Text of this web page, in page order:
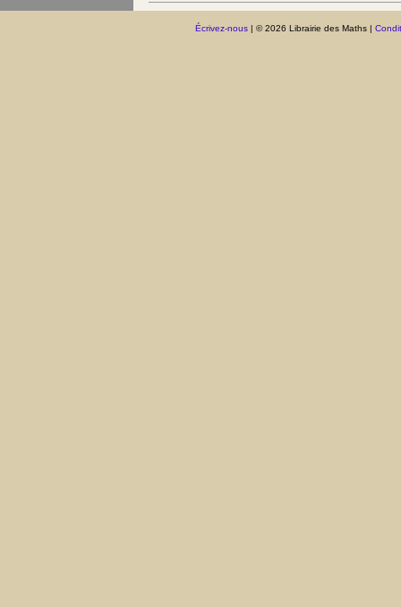
Écrivez-nous| © 2026 Librairie des Maths |